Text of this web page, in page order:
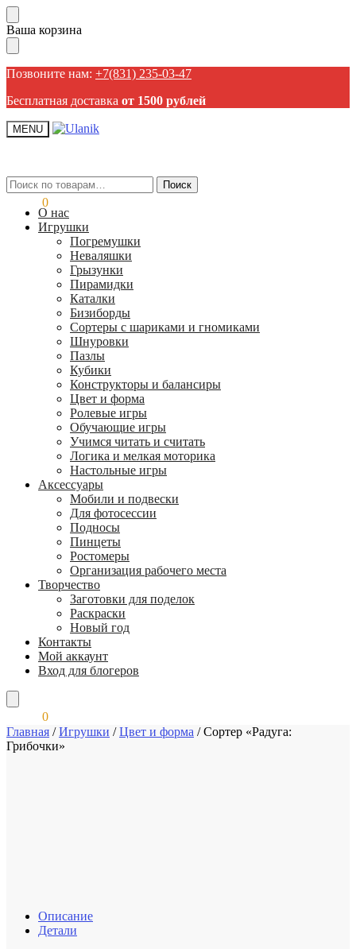
Пропустить
навигацию
Перейти
к
содержанию
Ваша корзина
Позвоните нам: +7(831) 235-03-47
Бесплатная доставка от 1500 рублей
MENU
Искать: Поиск
0
Искать: Поиск
О нас
Игрушки
Погремушки
Неваляшки
Грызунки
Пирамидки
Каталки
Бизиборды
Сортеры с шариками и гномиками
Шнуровки
Пазлы
Кубики
Конструкторы и балансиры
Цвет и форма
Ролевые игры
Обучающие игры
Учимся читать и считать
Логика и мелкая моторика
Настольные игры
Аксессуары
Мобили и подвески
Для фотосессии
Подносы
Пинцеты
Ростомеры
Организация рабочего места
Творчество
Заготовки для поделок
Раскраски
Новый год
Контакты
Мой аккаунт
Вход для блогеров
0
Главная /Игрушки /Цвет и форма /Сортер «Радуга:
Грибочки»
Описание
Детали